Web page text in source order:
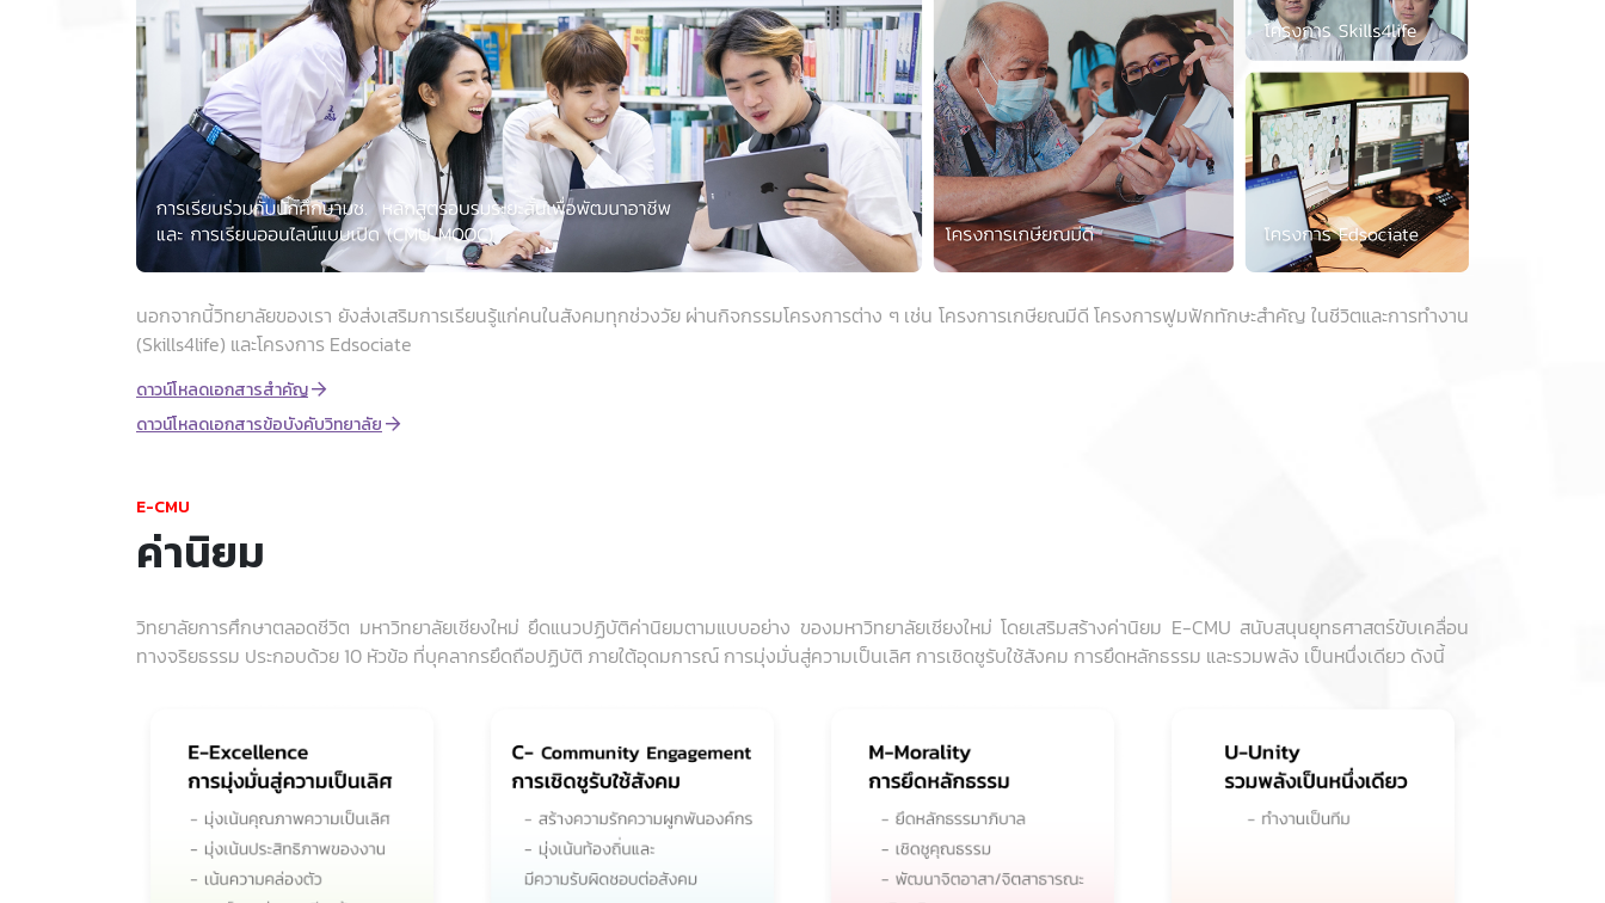
นอกจากนี้วิทยาลัยของเรา ยังส่งเสริมการเรียนรู้แก่คนในสังคมทุกช่วงวัย ผ่านกิจกรรมโครงการต่าง ๆ เช่น โครงการเกษียณมีดี โครงการฟูมฟักทักษะสำคัญ ในชีวิตและการทำงาน
(Skills4life) และโครงการ Edsociate
ดาวน์โหลดเอกสารสำคัญ
ดาวน์โหลดเอกสารข้อบังคับวิทยาลัย
E-CMU
ค่านิยม
วิทยาลัยการศึกษาตลอดชีวิต มหาวิทยาลัยเชียงใหม่ ยึดแนวปฏิบัติค่านิยมตามแบบอย่าง ของมหาวิทยาลัยเชียงใหม่ โดยเสริมสร้างค่านิยม E-CMU สนับสนุนยุทธศาสตร์ขับเคลื่อน
ทางจริยธรรม ประกอบด้วย 10 หัวข้อ ที่บุคลากรยึดถือปฏิบัติ ภายใต้อุดมการณ์ การมุ่งมั่นสู่ความเป็นเลิศ การเชิดชูรับใช้สังคม การยึดหลักธรรม และรวมพลัง เป็นหนึ่งเดียว ดังนี้